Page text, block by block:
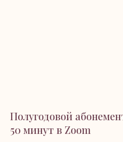
Полугодовой
50 минут в Zoom